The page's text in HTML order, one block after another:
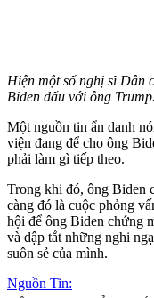
Hiện một số nghị sĩ Dân
Biden đấu với ông
Một nguồn tin ẩn danh
viện đang để cho ông
phải làm gì tiếp theo.
Trong khi đó, ông Biden
càng đó là cuộc phỏng
hội để ông Biden chứng
và dập tắt những nghi
suôn sẻ của mình.
Nguồn Tin: